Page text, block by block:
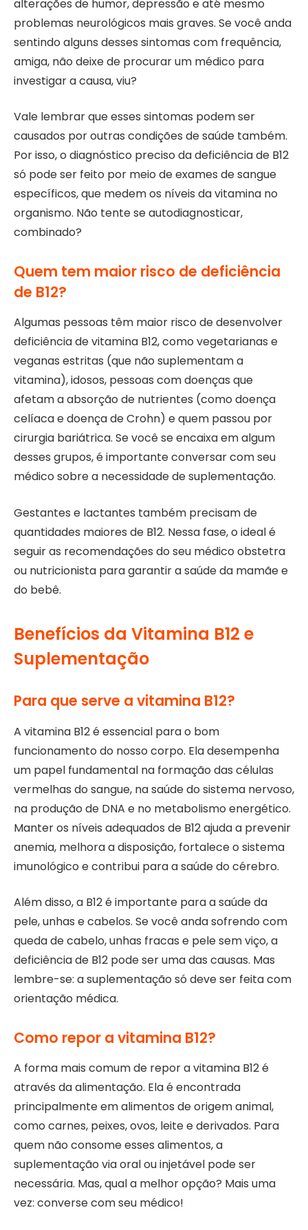
alterações de humor, depressão e até mesmo
problemas neurológicos mais graves. Se você anda
sentindo alguns desses sintomas com frequência,
amiga, não deixe de procurar um médico para
investigar a causa, viu?
Vale lembrar que esses sintomas podem ser
causados por outras condições de saúde também.
Por isso, o diagnóstico preciso da deficiência de B12
só pode ser feito por meio de exames de sangue
específicos, que medem os níveis da vitamina no
organismo. Não tente se autodiagnosticar,
combinado?
Quem tem maior risco de deficiência
de B12?
Algumas pessoas têm maior risco de desenvolver
deficiência de vitamina B12, como vegetarianas e
veganas estritas (que não suplementam a
vitamina), idosos, pessoas com doenças que
afetam a absorção de nutrientes (como doença
celíaca e doença de Crohn) e quem passou por
cirurgia bariátrica. Se você se encaixa em algum
desses grupos, é importante conversar com seu
médico sobre a necessidade de suplementação.
Gestantes e lactantes também precisam de
quantidades maiores de B12. Nessa fase, o ideal é
seguir as recomendações do seu médico obstetra
ou nutricionista para garantir a saúde da mamãe e
do bebê.
Benefícios da Vitamina B12 e
Suplementação
Para que serve a vitamina B12?
A vitamina B12 é essencial para o bom
funcionamento do nosso corpo. Ela desempenha
um papel fundamental na formação das células
vermelhas do sangue, na saúde do sistema nervoso,
na produção de DNA e no metabolismo energético.
Manter os níveis adequados de B12 ajuda a prevenir
anemia, melhora a disposição, fortalece o sistema
imunológico e contribui para a saúde do cérebro.
Além disso, a B12 é importante para a saúde da
pele, unhas e cabelos. Se você anda sofrendo com
queda de cabelo, unhas fracas e pele sem viço, a
deficiência de B12 pode ser uma das causas. Mas
lembre-se: a suplementação só deve ser feita com
orientação médica.
Como repor a vitamina B12?
A forma mais comum de repor a vitamina B12 é
através da alimentação. Ela é encontrada
principalmente em alimentos de origem animal,
como carnes, peixes, ovos, leite e derivados. Para
quem não consome esses alimentos, a
suplementação via oral ou injetável pode ser
necessária. Mas, qual a melhor opção? Mais uma
vez: converse com seu médico!